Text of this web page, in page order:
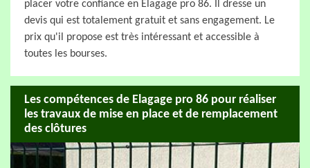
placer votre confiance en Elagage pro 86. Il dresse un
devis qui est totalement gratuit et sans engagement. Le
prix qu'il propose est très intéressant et accessible à
toutes les bourses.
Les compétences de Elagage pro 86 pour réaliser
les travaux de mise en place et de remplacement
des clôtures